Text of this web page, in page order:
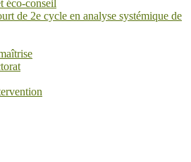
éco-conseil
de 2e cycle en analyse systémique de